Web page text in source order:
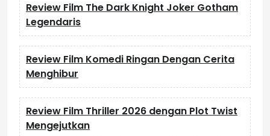
Review Film The Dark Knight Joker Gotham
Legendaris
Review Film Komedi Ringan Dengan Cerita
Menghibur
Review Film Thriller 2026 dengan Plot Twist
Mengejutkan